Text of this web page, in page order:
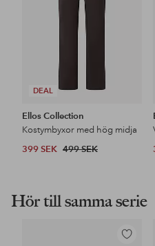
DEAL
Ellos Collection
Kostymbyxor med hög midja
399 SEK 499 SEK
Hör till samma serie
Lägg